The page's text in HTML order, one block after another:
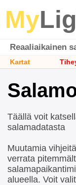
My
Reaaliaikainen
Kartat
Täällä voit
salamadatasta
Muutamia
verrata
alueella. Voit